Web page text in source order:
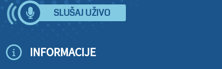
SLUŠAJ UŽIVO
INFORMACIJE